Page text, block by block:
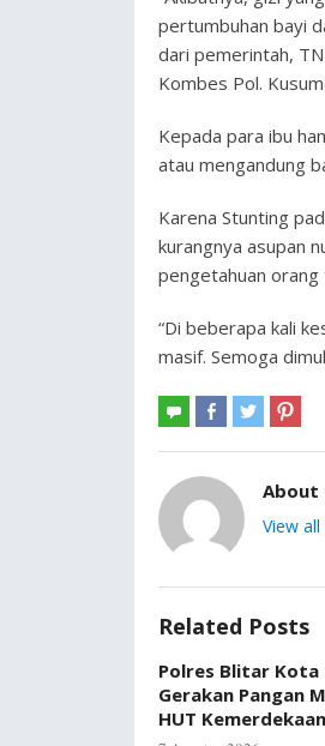
pertumbuhan bayi
dari pemerintah,
Kombes Pol.
Kepada para ibu
atau mengandung
Karena Stunting
kurangnya asupan
pengetahuan orang
“Di beberapa kali
masif. Semoga
About
View
Related Posts
Polres Blitar Kota
Gerakan Pangan
HUT